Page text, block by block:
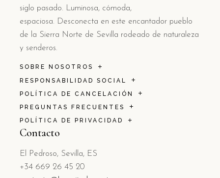
siglo pasado. Luminosa, cómoda,
espaciosa. Desconecta en este encantador pueblo
de la Sierra Norte de Sevilla rodeado de naturaleza
y senderos.
SOBRE NOSOTROS
RESPONSABILIDAD SOCIAL
POLÍTICA DE CANCELACIÓN
PREGUNTAS FRECUENTES
POLÍTICA DE PRIVACIDAD
Contacto
El Pedroso, Sevilla, ES
+34 669 26 45 20